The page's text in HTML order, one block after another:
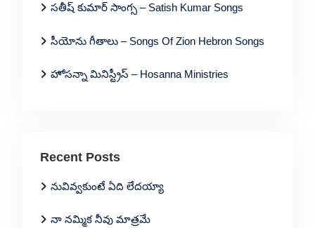
సతీష్ కుమార్ సాంగ్స – Satish Kumar Songs
సీయోను గీతాలు – Songs Of Zion Hebron Songs
హోసన్నా మినిస్ట్రీస్ – Hosanna Ministries
Recent Posts
నువివ్వకుంటే ఏది లేదయ్యా
నా నమ్మిక నీవు మాత్రమే